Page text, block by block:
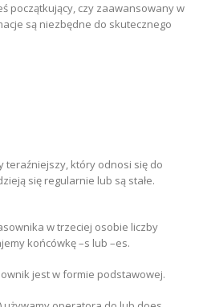
początkujący, czy zaawansowany w
są niezbędne do skutecznego
teraźniejszy, który odnosi się do
się regularnie lub są stałe.
w trzeciej osobie liczby
końcówkę –s lub –es.
jest w formie podstawowej.